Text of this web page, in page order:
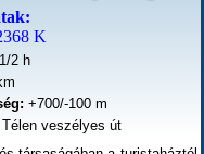
K
2 h
+700/-100 m
Télen veszélyes út